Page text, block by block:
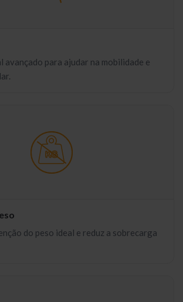
para ajudar na mobilidade e
do peso ideal e reduz a sobrecarga